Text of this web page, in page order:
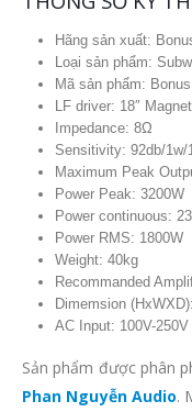
Hãng sản xuất:
Loại sản phẩm:
Mã sản phẩm:
LF driver: 18″
Impedance: 8Ω
Sensitivity: 92db/1w/
Maximum Peak
Power Peak: 3200W
Power continuous:
Power RMS: 1800W
Weight: 40kg
Recommanded
Dimemsion
AC Input: 100V-250V
Sản phẩm được phân
Phan Nguyễn Audio.